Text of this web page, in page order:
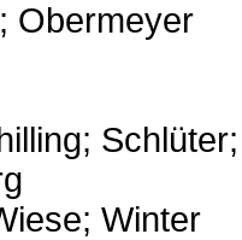
Obermeyer
Winter